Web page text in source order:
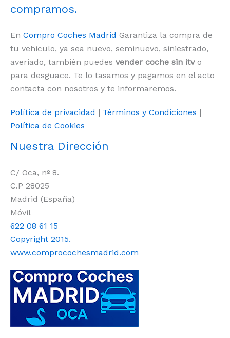
compramos.
En Compro Coches Madrid Garantiza la compra de
tu vehiculo, ya sea nuevo, seminuevo, siniestrado,
averiado, también puedes vender coche sin itvo
para desguace. Te lo tasamos y pagamos en el acto
contacta con nosotros y te informaremos.
Política de privacidad | Términos y Condiciones |
Política de Cookies
Nuestra Dirección
C/ Oca, nº 8.
C.P 28025
Madrid (España)
Móvil
622 08 61 15
Copyright 2015.
www.comprocochesmadrid.com